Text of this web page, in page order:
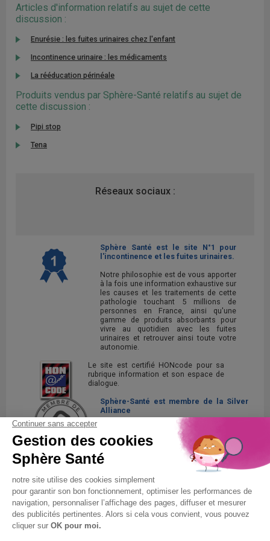
Articles d'information relatifs au sujet de cette
discussion :
Enurésie : les fuites urinaires chez l'enfant
Incontinence urinaire : les médicaments
La rééducation périnéale
Produits vendus par Sphère-Santé relatifs au sujet de
cette discussion :
Pipi stop
Tena
Réseaux sociaux :
Sphère Santé est le site N°1 pour
l'incontinence et les fuites urinaires.
Notre philosophie est de vous apporter
à la fois une information exhaustive sur
les causes et les traitements de cette
pathologie touchant 5 millions de
personnes en France, ainsi qu'une
gamme de produits absorbants pour
vivre au quotidien avec les fuites
urinaires et retrouver ainsi toute votre
autonomie.
Le site est certifié HONcode pour sa
rubrique information et son espace de
dialogue.
Sphère-Santé est membre de la Silver
Alliance
La Silver Alliance est un collectif
d'entreprises au service des seniors,
spécialisé dans le bien vieillir à domicile.